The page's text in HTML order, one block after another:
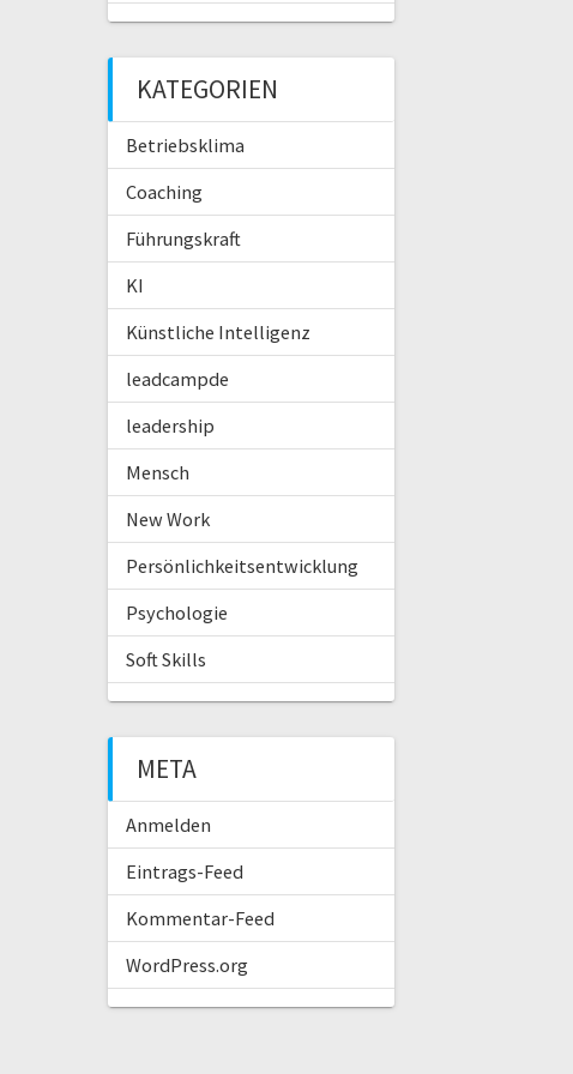
KATEGORIEN
Betriebsklima
Coaching
Führungskraft
KI
Künstliche Intelligenz
leadcampde
leadership
Mensch
New Work
Persönlichkeitsentwicklung
Psychologie
Soft Skills
META
Anmelden
Eintrags-Feed
Kommentar-Feed
WordPress.org